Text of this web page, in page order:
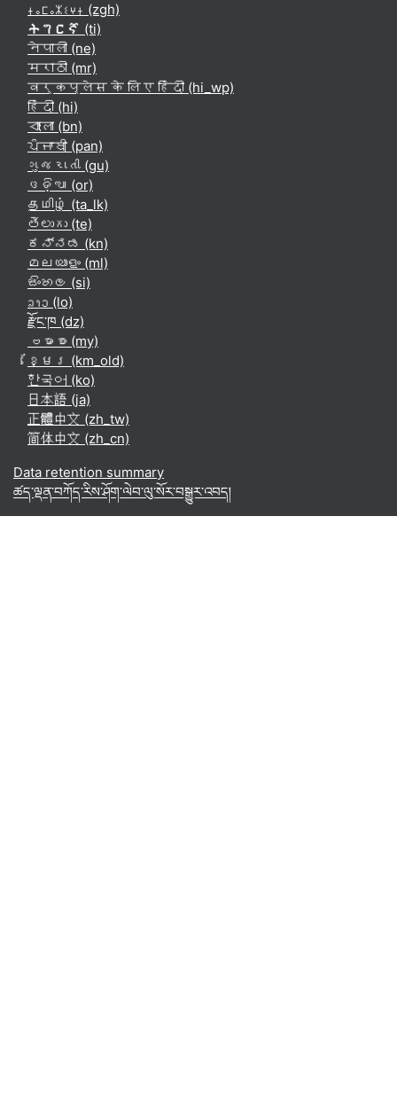
ⵜⴰⵎⴰⵣⵉⵖⵜ ‎(zgh)‎
ትግርኛ ‎(ti)‎
नेपाली ‎(ne)‎
मराठी ‎(mr)‎
वर्कप्लेस के लिए हिंदी ‎(hi_wp)‎
हिंदी ‎(hi)‎
বাংলা ‎(bn)‎
ਪੰਜਾਬੀ ‎(pan)‎
ગુજરાતી ‎(gu)‎
ଓଡ଼ିଆ ‎(or)‎
தமிழ் ‎(ta_lk)‎
తెలుగు ‎(te)‎
ಕನ್ನಡ ‎(kn)‎
മലയാളം ‎(ml)‎
සිංහල ‎(si)‎
ລາວ ‎(lo)‎
རྫོང་ཁ ‎(dz)‎
ဗမာစာ ‎(my)‎
ខ្មែរ ‎(km_old)‎
한국어 ‎(ko)‎
日本語 ‎(ja)‎
正體中文 ‎(zh_tw)‎
简体中文 ‎(zh_cn)‎
Data retention summary
ཚད་ལྡན་བཀོད་རིས་ཤོག་ལེབ་ལུ་སོར་བསྒྱུར་འབད།